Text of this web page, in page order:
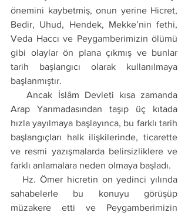
önemini kaybetmiş, onun yerine Hicret,
Bedir, Uhud, Hendek, Mekke’nin fethi,
Veda Haccı ve Peygamberimizin ölümü
gibi olaylar ön plana çıkmış ve bunlar
tarih başlangıcı olarak kullanılmaya
başlanmıştır.
   Ancak İslâm Devleti kısa zamanda
Arap Yarımadasından taşıp üç kıtada
hızla yayılmaya başlayınca, bu farklı tarih
başlangıçları halk ilişkilerinde, ticarette
ve resmi yazışmalarda belirsizliklere ve
farklı anlamalara neden olmaya başladı.
sahabelerle bu konuyu görüşüp
müzakere etti ve Peygamberimizin